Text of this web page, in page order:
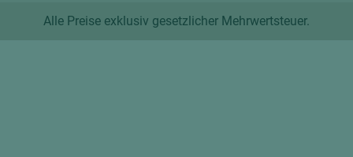
Alle Preise exklusiv gesetzlicher Mehrwertsteuer.